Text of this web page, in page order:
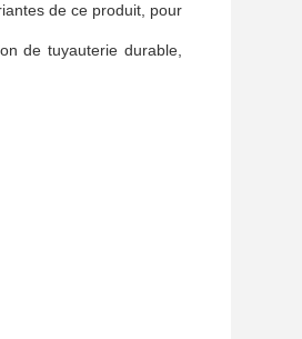
de ce produit, pour
de tuyauterie durable,